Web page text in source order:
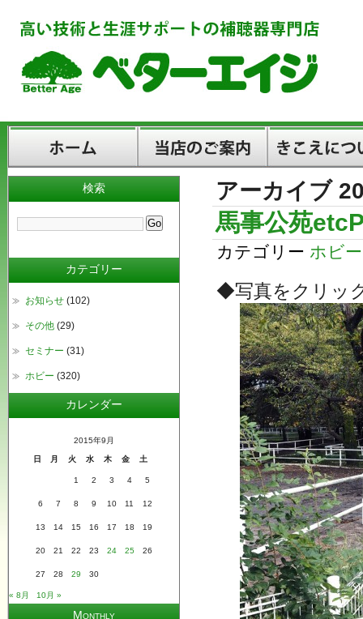
きこえについて
アーカイブ
馬事公苑
カテゴリー ホビー
◆写真をクリッ
検索
カテゴリー
お知らせ (102)
その他 (29)
セミナー (31)
ホビー (320)
カレンダー
2015年9月
日 月 火 水 木 金 土
1 2 3 4 5
6 7 8 9 10 11 12
13 14 15 16 17 18 19
20 21 22 23 24 25 26
27 28 29 30
« 8月 10月 »
Monthly